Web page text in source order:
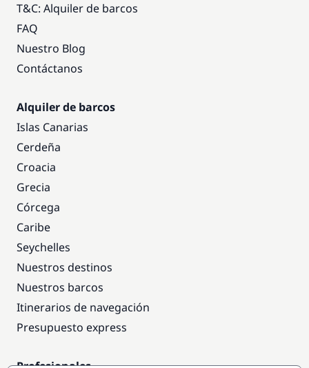
T&C: Alquiler de barcos
FAQ
Nuestro Blog
Contáctanos
Alquiler de barcos
Islas Canarias
Cerdeña
Croacia
Grecia
Córcega
Caribe
Seychelles
Nuestros destinos
Nuestros barcos
Itinerarios de navegación
Presupuesto express